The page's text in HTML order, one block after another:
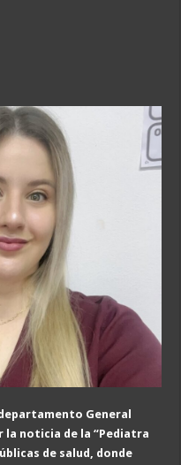
General
la noticia de la “Pediatra
de salud, donde